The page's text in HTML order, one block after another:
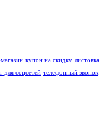
купон на скидку листовка
для соцсетей телефонный звонок